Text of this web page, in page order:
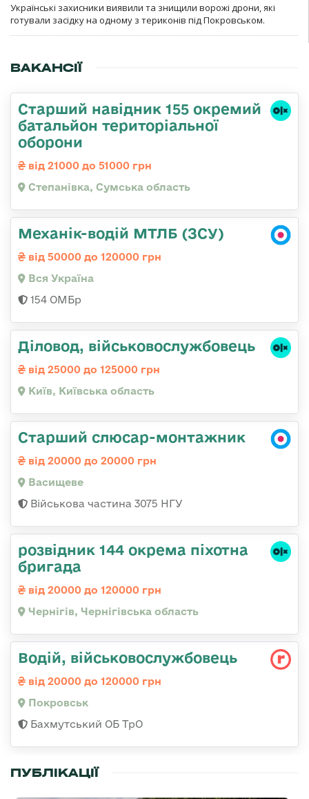
Українські захисники виявили та знищили ворожі дрони, які
готували засідку на одному з териконів під Покровськом.
ВАКАНСІЇ
Старший навідник 155 окремий
батальйон територіальної
оборони
від 21000 до 51000 грн
Степанівка, Сумська область
Механік-водій МТЛБ (ЗСУ)
від 50000 до 120000 грн
Вся Україна
154 ОМБр
Діловод, військовослужбовець
від 25000 до 125000 грн
Київ, Київська область
Старший слюсар-монтажник
від 20000 до 20000 грн
Васищеве
Військова частина 3075 НГУ
розвідник 144 окрема піхотна
бригада
від 20000 до 120000 грн
Чернігів, Чернігівська область
Водій, військовослужбовець
від 20000 до 120000 грн
Покровськ
Бахмутський ОБ ТрО
ПУБЛІКАЦІЇ